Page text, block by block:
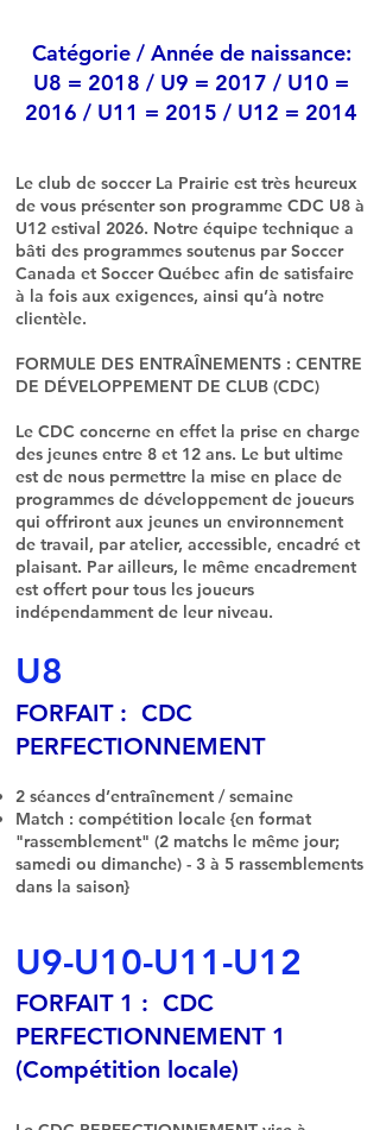
Catégorie / Année de naissance:
U8 = 2018 / U9 = 2017 / U10 =
2016 / U11 = 2015 / U12 = 2014
Le club de soccer La Prairie est très heureux
de vous présenter son programme CDC U8 à
U12 estival 2026. Notre équipe technique a
bâti des programmes soutenus par Soccer
Canada et Soccer Québec afin de satisfaire
à la fois aux exigences, ainsi qu’à notre
clientèle.
FORMULE DES ENTRAÎNEMENTS : CENTRE
DE DÉVELOPPEMENT DE CLUB (CDC)
Le CDC concerne en effet la prise en charge
des jeunes entre 8 et 12 ans. Le but ultime
est de nous permettre la mise en place de
programmes de développement de joueurs
qui offriront aux jeunes un environnement
de travail, par atelier, accessible, encadré et
plaisant. Par ailleurs, le même encadrement
est offert pour tous les joueurs
indépendamment de leur niveau.
U8
FORFAIT : CDC
PERFECTIONNEMENT
2 séances d’entraînement / semaine
Match : compétition locale {en format
"rassemblement" (2 matchs le même jour;
samedi ou dimanche) - 3 à 5 rassemblements
dans la saison}
U9-U10-U11-U12
FORFAIT 1 : CDC
PERFECTIONNEMENT 1
(Compétition locale)